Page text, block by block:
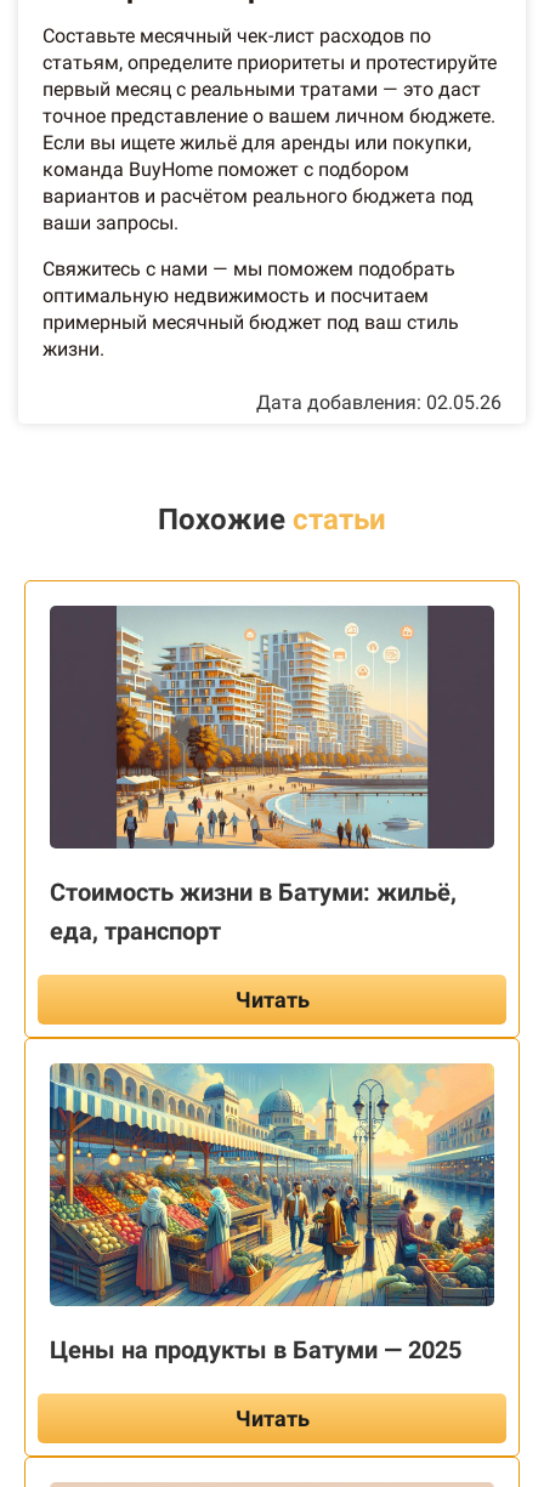
Составьте месячный чек-лист расходов по
статьям, определите приоритеты и протестируйте
первый месяц с реальными тратами — это даст
точное представление о вашем личном бюджете.
Если вы ищете жильё для аренды или покупки,
команда BuyHome поможет с подбором
вариантов и расчётом реального бюджета под
ваши запросы.
Свяжитесь с нами — мы поможем подобрать
оптимальную недвижимость и посчитаем
примерный месячный бюджет под ваш стиль
жизни.
Дата добавления: 02.05.26
Похожие статьи
Стоимость жизни в Батуми: жильё,
еда, транспорт
Читать
Цены на продукты в Батуми — 2025
Читать